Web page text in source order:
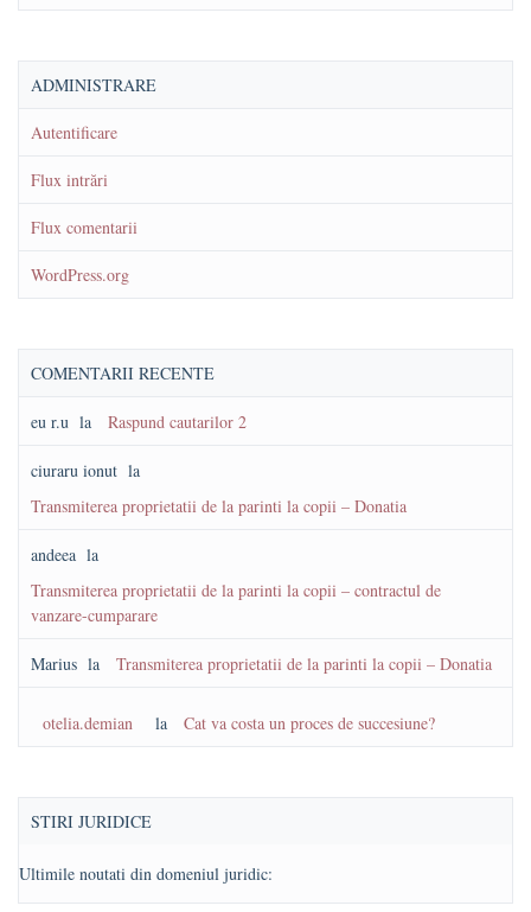
ADMINISTRARE
Autentificare
Flux intrări
Flux comentarii
WordPress.org
COMENTARII RECENTE
eu r.u la Raspund cautarilor 2
ciuraru ionut la
Transmiterea proprietatii de la parinti la copii – Donatia
andeea la
Transmiterea proprietatii de la parinti la copii – contractul de
vanzare-cumparare
Marius la Transmiterea proprietatii de la parinti la copii – Donatia
otelia.demian la Cat va costa un proces de succesiune?
STIRI JURIDICE
Ultimile noutati din domeniul juridic: